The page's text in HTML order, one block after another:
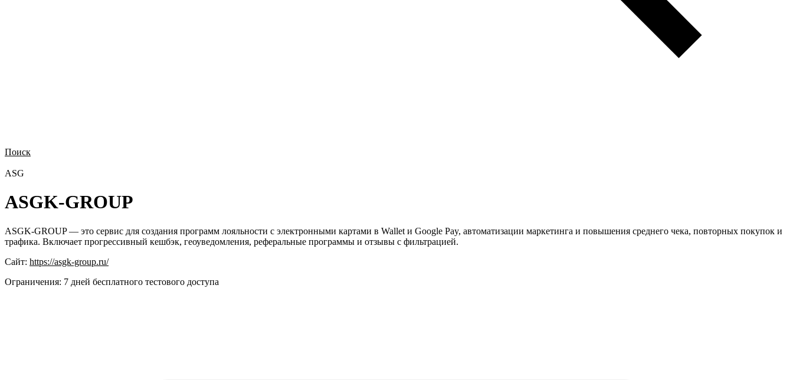
Поиск
ASG
ASGK-GROUP
ASGK-GROUP — это сервис для создания программ лояльности с электронными картами в Wallet и Google Pay, автоматизации маркетинга и повышения среднего чека, повторных покупок и
трафика. Включает прогрессивный кешбэк, геоуведомления, реферальные программы и отзывы с фильтрацией.
Сайт: https://asgk-group.ru/
Ограничения: 7 дней бесплатного тестового доступа